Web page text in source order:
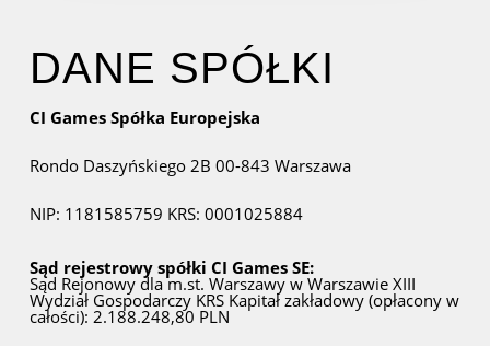
DANE SPÓŁKI
CI Games Spółka Europejska
Rondo Daszyńskiego 2B 00-843 Warszawa
NIP: 1181585759 KRS: 0001025884
Sąd rejestrowy spółki CI Games SE:
Sąd Rejonowy dla m.st. Warszawy w WarszawieXIII
Wydział Gospodarczy KRSKapitał zakładowy (opłacony w
całości): 2.188.248,80 PLN